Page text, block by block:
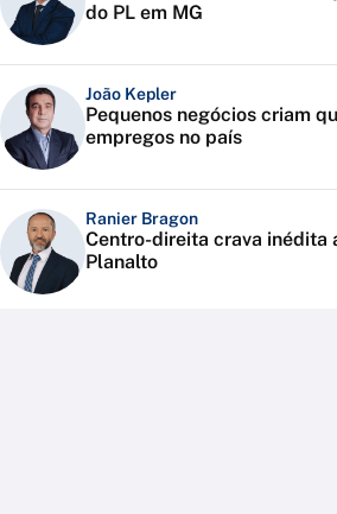
do PL em MG
João Kepler
Pequenos negócios criam
empregos no país
Ranier Bragon
Centro-direita crava inédita
Planalto